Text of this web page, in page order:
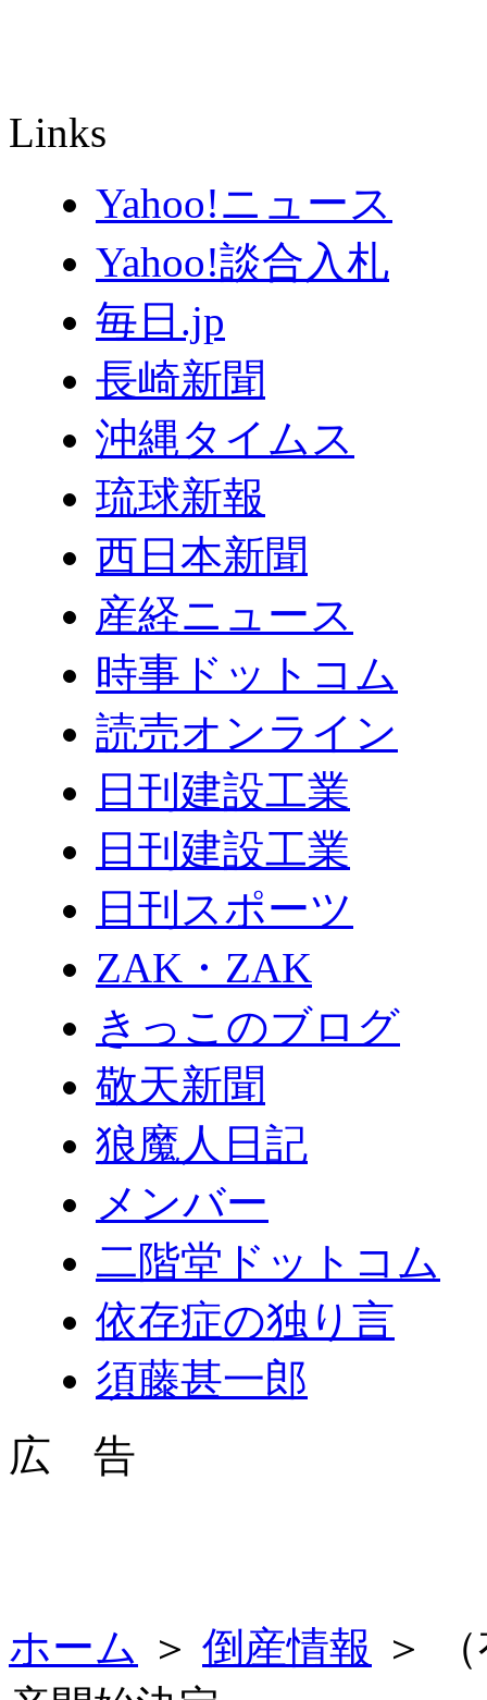
Links
Yahoo!ニュース
Yahoo!談合入札
毎日.jp
長崎新聞
沖縄タイムス
琉球新報
西日本新聞
産経ニュース
時事ドットコム
読売オンライン
日刊建設工業
日刊建設工業
日刊スポーツ
ZAK・ZAK
きっこのブログ
敬天新聞
狼魔人日記
メンバー
二階堂ドットコム
依存症の独り言
須藤甚一郎
広 告
ホーム ＞ 倒産情報 ＞